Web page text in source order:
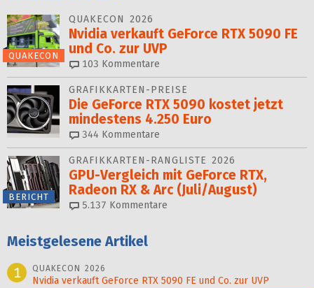
QUAKECON
QUAKECON 2026
Nvidia verkauft GeForce RTX 5090 FE
und Co. zur UVP
103 Kommentare
GRAFIKKARTEN-PREISE
Die GeForce RTX 5090 kostet jetzt
mindestens 4.250 Euro
344 Kommentare
BERICHT
GRAFIKKARTEN-RANGLISTE 2026
GPU-Vergleich mit GeForce RTX,
Radeon RX & Arc (Juli/August)
5.137 Kommentare
Meistgelesene Artikel
1
QUAKECON 2026
Nvidia verkauft GeForce RTX 5090 FE und Co. zur UVP